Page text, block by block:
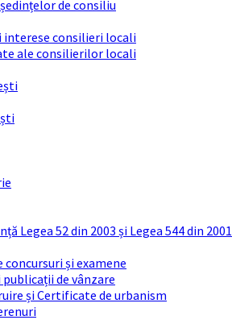
de consiliu
interese consilieri locali
ale consilierilor locali
Legea 52 din 2003 și Legea 544 din 2001
și examene
de vânzare
și Certificate de urbanism